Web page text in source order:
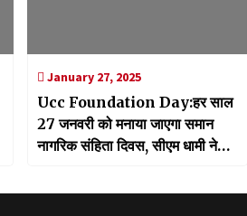
January 27, 2025
Ucc Foundation Day:हर साल
27 जनवरी को मनाया जाएगा समान
नागरिक संहिता दिवस, सीएम धामी ने